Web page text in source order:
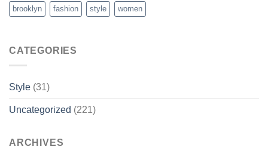
brooklyn fashion style women
CATEGORIES
Style (31)
Uncategorized (221)
ARCHIVES